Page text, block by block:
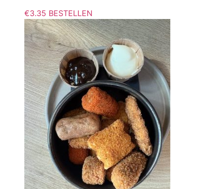
€3.35 BESTELLEN